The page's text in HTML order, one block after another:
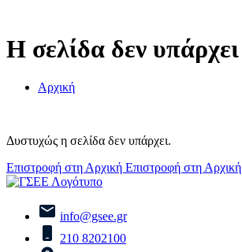
Η σελίδα δεν υπάρχει
Αρχική
Δυστυχώς η σελίδα δεν υπάρχει.
Επιστροφή στη Αρχική Επιστροφή στη Αρχική
info@gsee.gr
210 8202100